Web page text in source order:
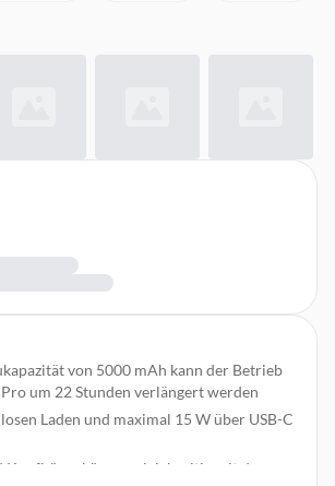
von 5000 mAh kann der Betrieb
um 22 Stunden verlängert werden
Laden und maximal 15 W über USB-C
Kopfhörer können gleichzeitig mit dem